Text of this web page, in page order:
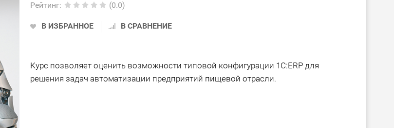
Рейтинг: (0.0)
В ИЗБРАННОЕ В СРАВНЕНИЕ
Курс позволяет оценить возможности типовой конфигурации 1С:ERP для
решения задач автоматизации предприятий пищевой отрасли.